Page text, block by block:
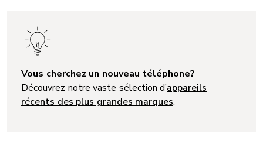
Vous cherchez un nouveau téléphone?
Découvrez notre vaste sélection d’appareils
récents des plus grandes marques.